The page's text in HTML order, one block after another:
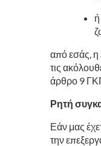
από εσάς, η
τις
άρθρο 9
Ρητή
Εάν μας
την